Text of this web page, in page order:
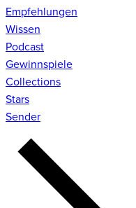
Empfehlungen
Wissen
Podcast
Gewinnspiele
Collections
Stars
Sender